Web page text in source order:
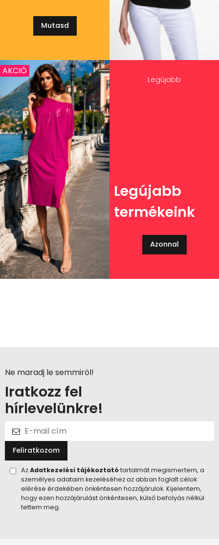
Mutasd
Legújabb
Legújabb
termékeink
Azonnal
AKCIÓ
Ne maradj le semmiröl!
Iratkozz fel
hírlevelünkre!
Feliratkozom
AzAdatkezelési tájékoztatótartalmát megismertem, a
személyes adataim kezeléséhez az abban foglalt célok
elérése érdekében önkéntesen hozzájárulok. Kijelentem,
hogy ezen hozzájárulást önkéntesen, külső befolyás nélkül
tettem meg.